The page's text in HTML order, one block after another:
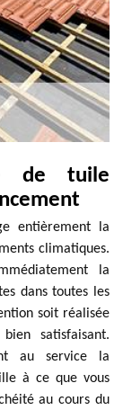
de tuile
entièrement la
climatiques.
la
dans toutes les
soit réalisée
satisfaisant.
au service la
à ce que vous
au cours du